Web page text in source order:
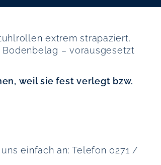
extrem strapaziert.
– vorausgesetzt
weil sie fest verlegt bzw.
einfach an: Telefon 0271 /